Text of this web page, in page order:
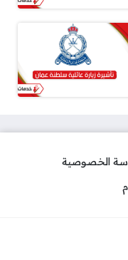
الخصوصية